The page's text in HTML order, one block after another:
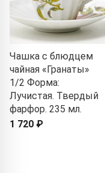
Чашка с блюдцем
чайная «Гранаты»
1/2 Форма:
Лучистая. Твердый
фарфор. 235 мл.
1 720 ₽